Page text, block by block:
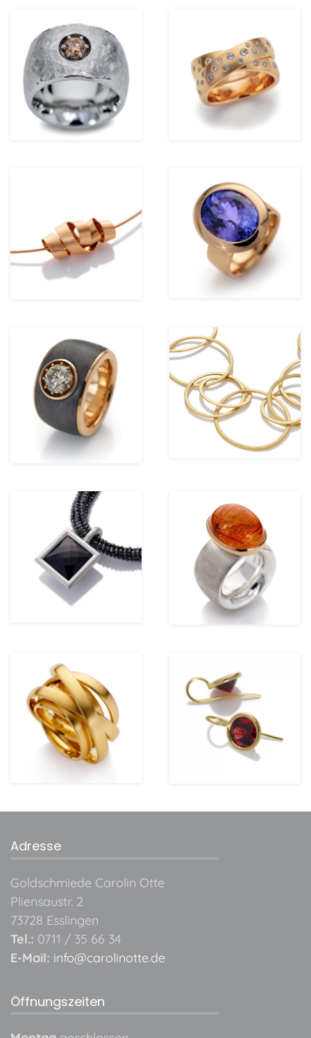
ansehen
ansehen ansehen
ansehen ansehen
ansehen ansehen
ansehen ansehen
Adresse
Goldschmiede Carolin Otte
Pliensaustr. 2
73728 Esslingen
Tel.: 0711 / 35 66 34
E-Mail: info@carolinotte.de
Öffnungszeiten